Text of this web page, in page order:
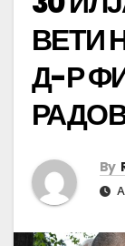
ВЕТИ
Д-Р
By